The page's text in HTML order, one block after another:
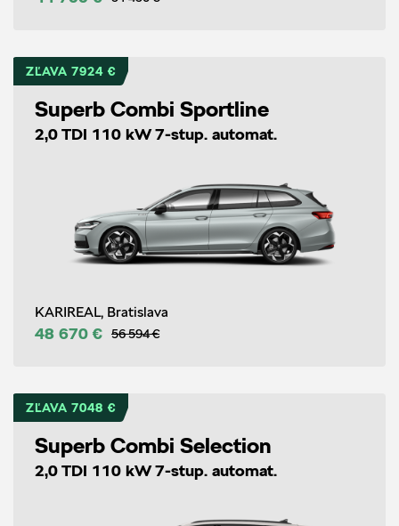
ZĽAVA 7924 €
Superb Combi Sportline
2,0 TDI 110 kW 7-stup. automat.
KARIREAL, Bratislava
48 670 € 56 594 €
ZĽAVA 7048 €
Superb Combi Selection
2,0 TDI 110 kW 7-stup. automat.